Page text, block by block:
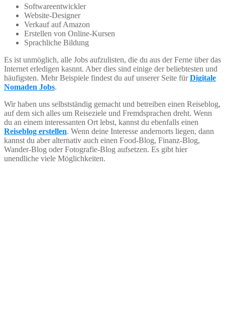
Softwareentwickler
Website-Designer
Verkauf auf Amazon
Erstellen von Online-Kursen
Sprachliche Bildung
Es ist unmöglich, alle Jobs aufzulisten, die du aus der Ferne über das
Internet erledigen kasnnt. Aber dies sind einige der beliebtesten und
häufigsten. Mehr Beispiele findest du auf unserer Seite fürDigitale
Nomaden Jobs.
Wir haben uns selbstständig gemacht und betreiben einen Reiseblog,
auf dem sich alles um Reiseziele und Fremdsprachen dreht. Wenn
du an einem interessanten Ort lebst, kannst du ebenfalls einen
Reiseblog erstellen. Wenn deine Interesse andernorts liegen, dann
kannst du aber alternativ auch einen Food-Blog, Finanz-Blog,
Wander-Blog oder Fotografie-Blog aufsetzen. Es gibt hier
unendliche viele Möglichkeiten.